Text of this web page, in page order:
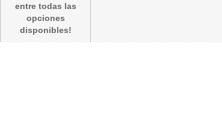
entre todas las
opciones
disponibles!